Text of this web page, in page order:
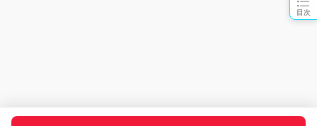
目次